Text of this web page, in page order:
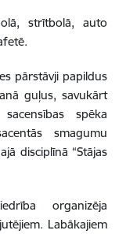
strītbolā, auto
pārstāvji papildus
guļus, savukārt
spēka
smagumu
disciplīnā “Stājas
organizēja
Labākajiem